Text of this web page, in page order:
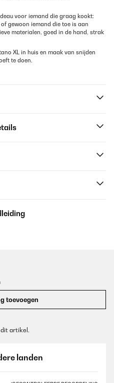
voor iemand die graag kookt:
gewoon iemand die toe is aan
materialen, goed in de hand, strak
XL in huis en maak van snijden
te doen.
toevoegen
dit artikel.
landen